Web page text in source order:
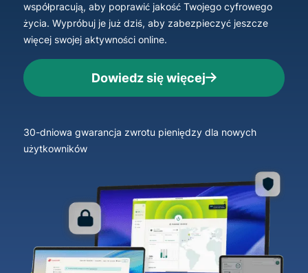
współpracują, aby poprawić jakość Twojego cyfrowego
życia. Wypróbuj je już dziś, aby zabezpieczyć jeszcze
więcej swojej aktywności online.
Dowiedz się więcej
30-dniowa gwarancja zwrotu pieniędzy dla nowych
użytkowników